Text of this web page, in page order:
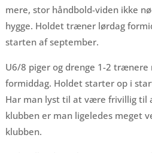
mere, stor håndbold-viden ikke
hygge. Holdet træner lørdag
starten af september.
U6/8 piger og drenge 1-2
formiddag. Holdet starter op i
Har man lyst til at være frivillig til
klubben er man ligeledes meget
klubben.